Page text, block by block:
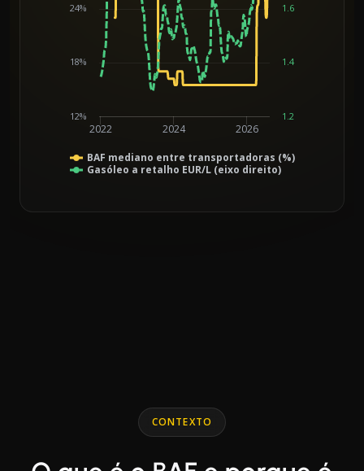
Line chart with 2 lines.
BAF mediano entre transportadoras (%)
Gasóleo a retalho EUR/L (eixo direito)
2022 2024 2026
12%
18%
24%
1.2
1.4
1.6
CONTEXTO